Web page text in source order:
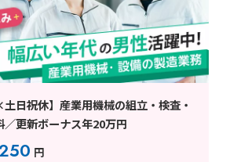
土日祝休】産業用機械の組立・検査・
／更新ボーナス年20万円
円